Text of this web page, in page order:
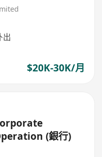
出
$20K-30K/月
(銀行)